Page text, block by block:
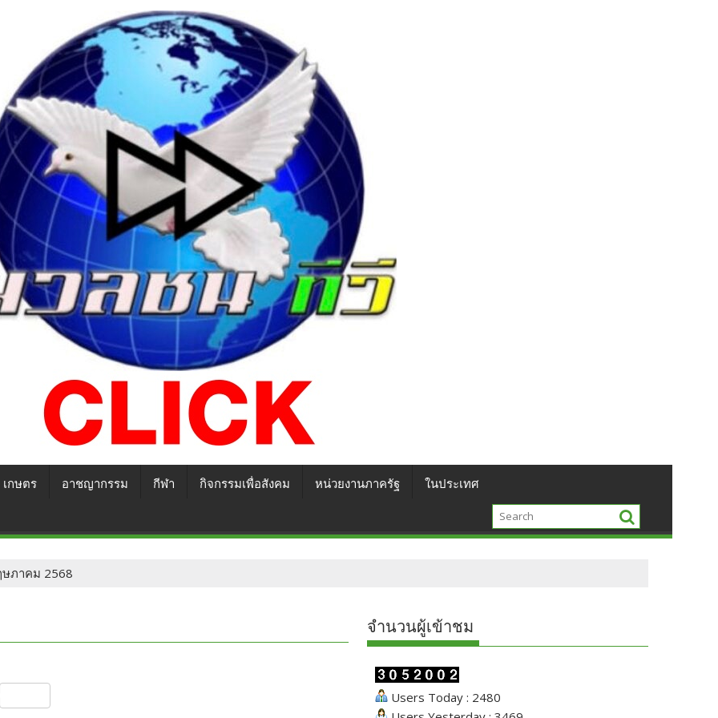
เกษตร อาชญากรรม กีฬา กิจกรรมเพื่อสังคม หน่วยงานภาครัฐ ในประเทศ
ษภาคม 2568
จำนวนผู้เข้าชม
Users Today : 2480